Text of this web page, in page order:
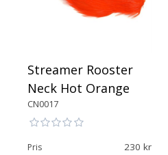
Streamer Rooster
Neck Hot Orange
CN0017
Pris 230